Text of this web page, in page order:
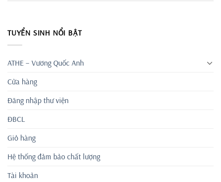
TUYỂN SINH NỔI BẬT
ATHE – Vương Quốc Anh
Cửa hàng
Đăng nhập thư viện
ĐBCL
Giỏ hàng
Hệ thống đảm bảo chất lượng
Tài khoản